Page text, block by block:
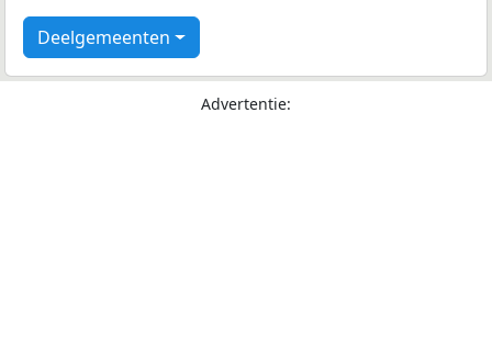
Deelgemeenten
Advertentie: